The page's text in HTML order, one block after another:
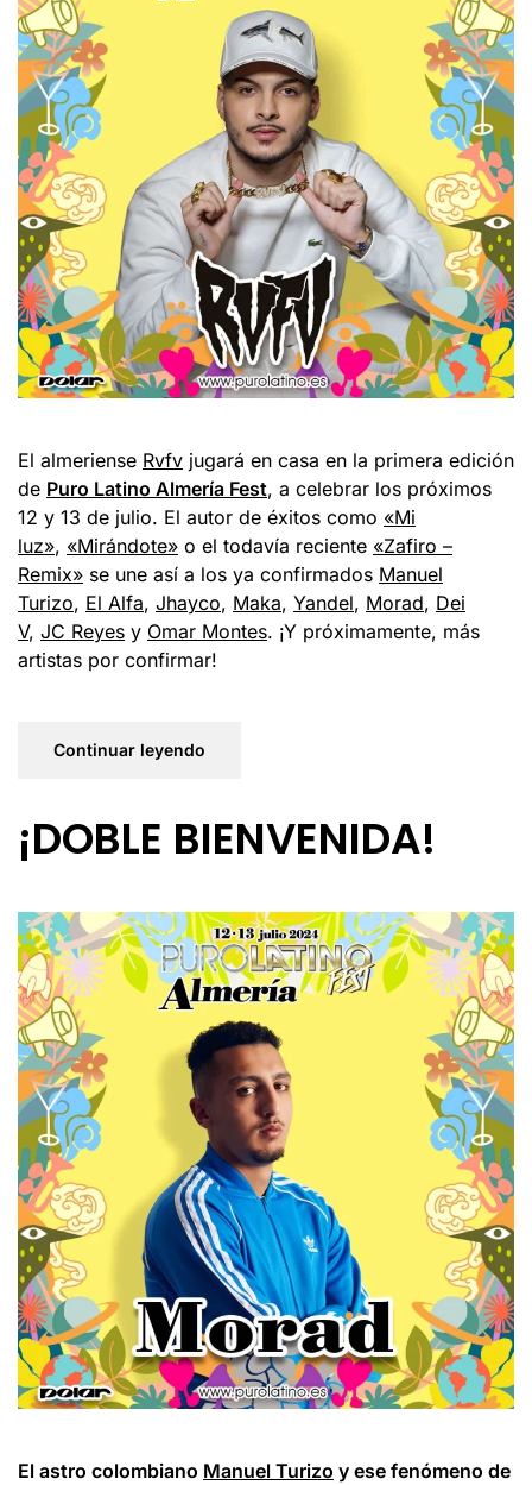
El almeriense Rvfv jugará en casa en la primera edición
de Puro Latino Almería Fest, a celebrar los próximos
12 y 13 de julio. El autor de éxitos como «Mi
luz», «Mirándote» o el todavía reciente «Zafiro –
Remix» se une así a los ya confirmados Manuel
Turizo, El Alfa, Jhayco, Maka, Yandel, Morad, Dei
V, JC Reyes y Omar Montes. ¡Y próximamente, más
artistas por confirmar!
Continuar leyendo
¡DOBLE BIENVENIDA!
El astro colombiano Manuel Turizo y ese fenómeno de